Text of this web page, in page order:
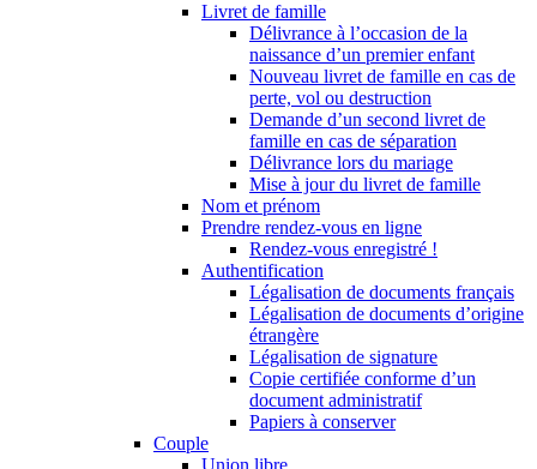
Livret de famille
Délivrance à l’occasion de la
naissance d’un premier enfant
Nouveau livret de famille en cas de
perte, vol ou destruction
Demande d’un second livret de
famille en cas de séparation
Délivrance lors du mariage
Mise à jour du livret de famille
Nom et prénom
Prendre rendez-vous en ligne
Rendez-vous enregistré !
Authentification
Légalisation de documents français
Légalisation de documents d’origine
étrangère
Légalisation de signature
Copie certifiée conforme d’un
document administratif
Papiers à conserver
Couple
Union libre